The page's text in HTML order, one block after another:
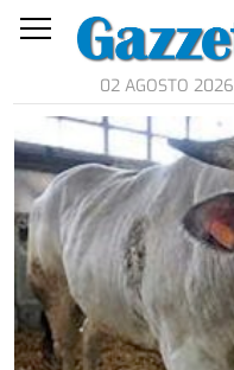
02 AGOSTO 2026